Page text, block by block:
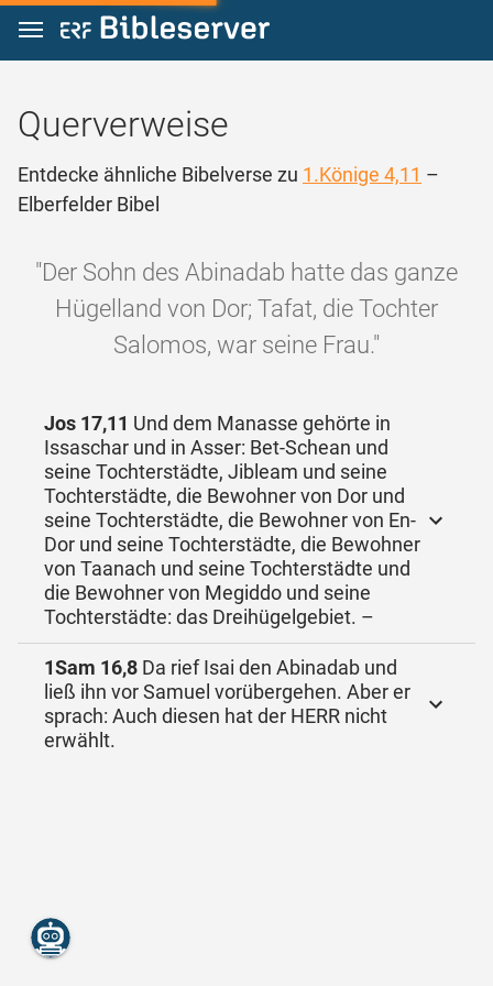
Zum Inhalt springen
Querverweise
Entdecke ähnliche Bibelverse zu 1.Könige 4,11 –
Elberfelder Bibel
"Der Sohn des Abinadab hatte das ganze
Hügelland von Dor; Tafat, die Tochter
Salomos, war seine Frau."
Jos 17,11 Und dem Manasse gehörte in
Issaschar und in Asser: Bet-Schean und
seine Tochterstädte, Jibleam und seine
Tochterstädte, die Bewohner von Dor und
seine Tochterstädte, die Bewohner von En-
Dor und seine Tochterstädte, die Bewohner
von Taanach und seine Tochterstädte und
die Bewohner von Megiddo und seine
Tochterstädte: das Dreihügelgebiet. –
1Sam 16,8 Da rief Isai den Abinadab und
ließ ihn vor Samuel vorübergehen. Aber er
sprach: Auch diesen hat der HERR nicht
erwählt.